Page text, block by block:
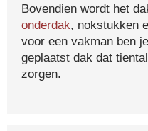
Bovendien wordt het
onderdak, nokstukken
voor een vakman ben
geplaatst dak dat
zorgen.